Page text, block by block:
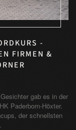
-
FIRMEN &
gab es in der
Paderborn-Höxter.
der schnellsten